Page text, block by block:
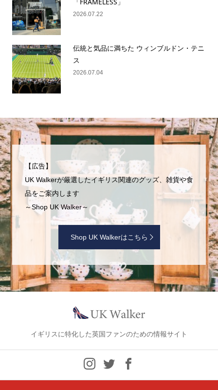
2026.07.22
伝統と気品に満ちた ウィンブルドン・テニ
ス
2026.07.04
【広告】
UK Walkerが厳選したイギリス関連のグッズ、雑貨や食
品をご案内します
～Shop UK Walker～
Shop UK Walkerはこちら
イギリスに特化した英国ファンのための情報サイト